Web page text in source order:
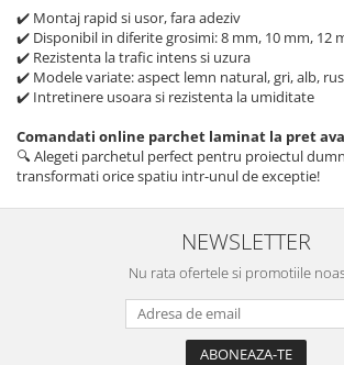
✔️ Montaj rapid si usor, fara adeziv
✔️ Disponibil in diferite grosimi: 8 mm, 10 mm, 12
✔️ Rezistenta la trafic intens si uzura
✔️ Modele variate: aspect lemn natural, gri, alb,
✔️ Intretinere usoara si rezistenta la umiditate
Comandati online parchet laminat la pret
🔍 Alegeti parchetul perfect pentru proiectul
transformati orice spatiu intr-unul de exceptie!
NEWSLETTER
Nu rata ofertele si promotiile